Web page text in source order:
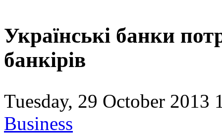
Українські банки
банкірів
Tuesday, 29 October 2013
Business